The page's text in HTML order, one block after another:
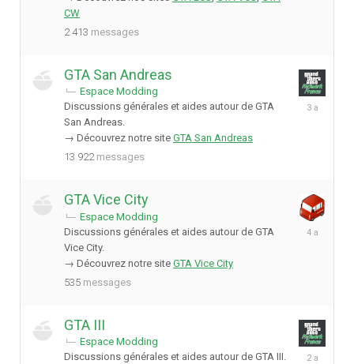
CW
2 413 messages
GTA San Andreas
Espace Modding
Discussions générales et aides autour de GTA
San Andreas.
→ Découvrez notre site GTA San Andreas
13 922 messages
29
GTA Vice City
Espace Modding
Discussions générales et aides autour de GTA
Vice City.
→ Découvrez notre site GTA Vice City
535 messages
17
GTA III
Espace Modding
Discussions générales et aides autour de GTA III.
19